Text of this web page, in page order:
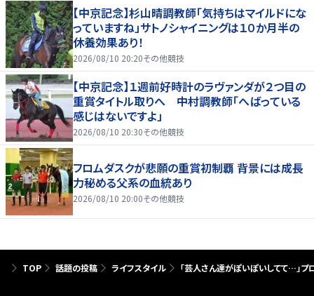
【中京記念】杉山晴調教師「気持ちはマイルドにな
っていますね」サトノシャイニングは１０か月半の
休養効果あり！
2026/08/10 20:20その他競技
【中京記念】１週前好時計のラヴァンダが２つ目の
重賞タイトル取りへ 中村調教師「へばっている
感じはないですよ」
2026/08/10 20:30その他競技
フロムダスクが悲願の重賞初制覇 背景には成長
力秘める父系の血統あり
2026/08/10 20:00その他競技
TOP 話題の投稿 ライフスタイル 「芸人さん達がぽいぽいしてて…」プ